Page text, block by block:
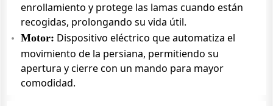
enrollamiento y protege las lamas cuando están
recogidas, prolongando su vida útil.
Motor: Dispositivo eléctrico que automatiza el
movimiento de la persiana, permitiendo su
apertura y cierre con un mando para mayor
comodidad.